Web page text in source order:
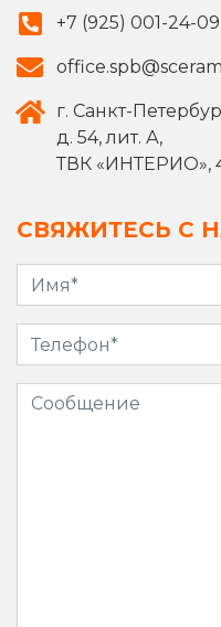
+7 (925) 001-24-09
г. Санкт-
д. 54, лит. А,
ТВК «ИНТЕРИО»,
СВЯЖИТЕСЬ С